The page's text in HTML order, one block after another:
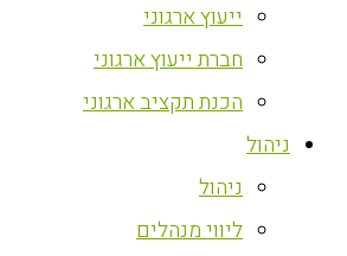
ייעוץ ארגוני
חברת ייעוץ ארגוני
הכנת תקציב ארגוני
ניהול
ניהול
ליווי מנהלים